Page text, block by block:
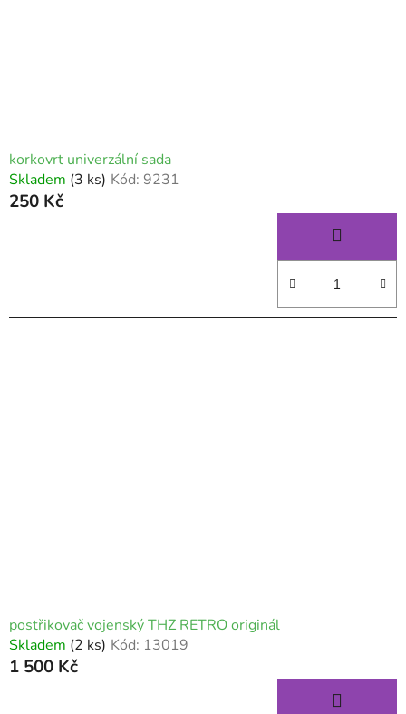
korkovrt univerzální sada
Skladem (3 ks) Kód: 9231
250 Kč
postřikovač vojenský THZ RETRO originál
Skladem (2 ks) Kód: 13019
1 500 Kč